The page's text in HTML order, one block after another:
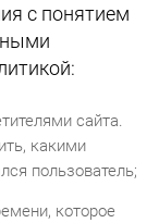
с понятием
сайта.
какими
пользователь;
которое